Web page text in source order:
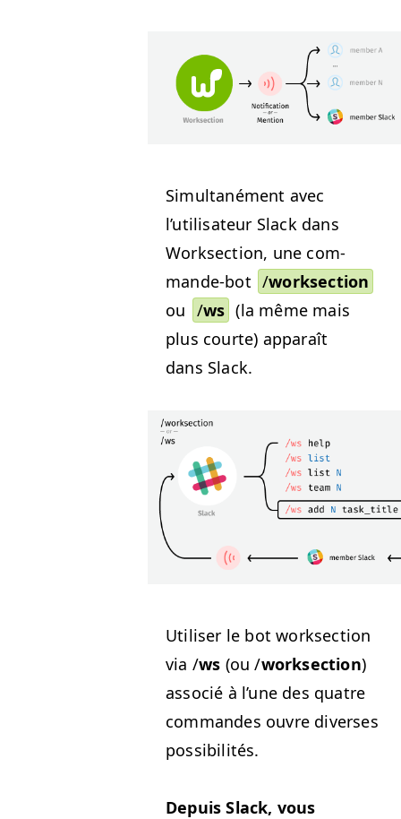
Simul­tané­ment avec
l’utilisateur Slack dans
Work­sec­tion, une com­
mande-bot /work­sec­tion
ou /ws (la même mais
plus courte) appa­raît
dans Slack.
Utilis­er le bot work­sec­tion
via /ws (ou /work­sec­tion)
asso­cié à l’une des qua­tre
com­man­des ouvre divers­es
possibilités.
Depuis Slack, vous